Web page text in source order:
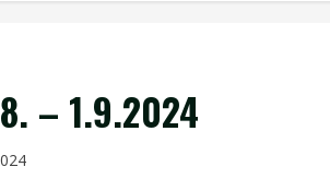
– 1.9.2024